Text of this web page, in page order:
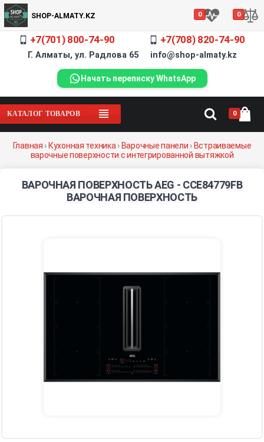
SHOP-ALMATY.KZ 0 0
+7(701) 800-74-90 +7(708) 820-74-90
Г. Алматы, ул. Радлова 65 info@shop-almaty.kz
Начать переписку WhatsApp
КАТАЛОГ ТОВАРОВ 0
Главная ›Кухонная техника ›Варочные панели ›Встраиваемые
варочные поверхности с интегрированной вытяжкой
ВАРОЧНАЯ ПОВЕРХНОСТЬ AEG - CCE84779FB
ВАРОЧНАЯ ПОВЕРХНОСТЬ